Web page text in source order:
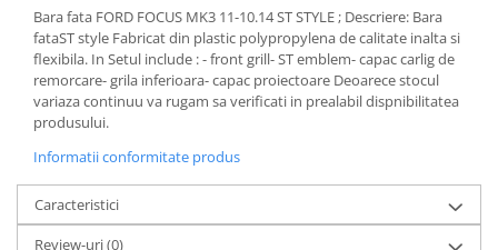
Lumini la numar
Proiectoare ceata
Semnalizari aripa
Semnalizari fata
Stopuri
Tuning motor
Furtun intercooler turbo
Bara fata FORD FOCUS MK3 11-10.14 ST STYLE ; Descriere: Bara
fataST style Fabricat din plastic polypropylena de calitate inalta si
flexibila. In Setul include : - front grill- ST emblem- capac carlig de
remorcare- grila inferioara- capac proiectoare Deoarece stocul
variaza continuu va rugam sa verificati in prealabil dispnibilitatea
produsului.
Informatii conformitate produs
Caracteristici
Review-uri(0)